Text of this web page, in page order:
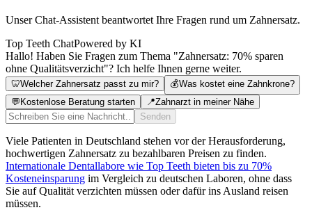
Unser Chat-Assistent beantwortet Ihre Fragen rund um Zahnersatz.
Top Teeth ChatPowered by KI
Hallo! Haben Sie Fragen zum Thema "Zahnersatz: 70% sparen
ohne Qualitätsverzicht"? Ich helfe Ihnen gerne weiter.
🦷Welcher Zahnersatz passt zu mir? 💰Was kostet eine Zahnkrone?
💬Kostenlose Beratung starten 📍Zahnarzt in meiner Nähe
Senden
Viele Patienten in Deutschland stehen vor der Herausforderung,
hochwertigen Zahnersatz zu bezahlbaren Preisen zu finden.
Internationale Dentallabore wie Top Teeth bieten bis zu 70%
Kosteneinsparung im Vergleich zu deutschen Laboren, ohne dass
Sie auf Qualität verzichten müssen oder dafür ins Ausland reisen
müssen.